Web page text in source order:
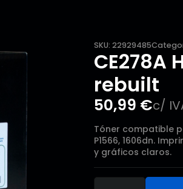
SKU: 22929485
CE278A
rebuilt
50,99 €c/
Tóner compatible
P1566, 1606dn.
y gráficos claros.
CE278A